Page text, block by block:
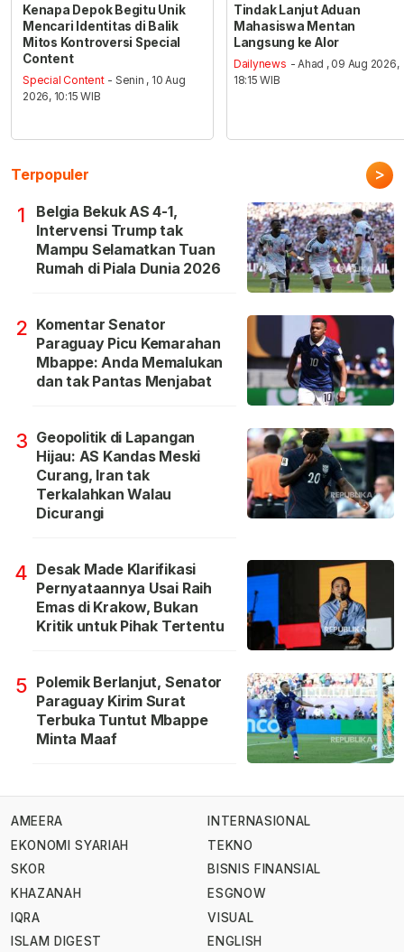
Kenapa Depok Begitu Unik
Mencari Identitas di Balik
Mitos Kontroversi Special
Content
Special Content - Senin , 10 Aug
2026, 10:15 WIB
Tindak Lanjut Aduan
Mahasiswa Mentan
Langsung ke Alor
Dailynews - Ahad , 09 Aug 2026,
18:15 WIB
Terpopuler >
1
Belgia Bekuk AS 4-1,
Intervensi Trump tak
Mampu Selamatkan Tuan
Rumah di Piala Dunia 2026
2 Komentar Senator
Paraguay Picu Kemarahan
Mbappe: Anda Memalukan
dan tak Pantas Menjabat
3 Geopolitik di Lapangan
Hijau: AS Kandas Meski
Curang, Iran tak
Terkalahkan Walau
Dicurangi
4 Desak Made Klarifikasi
Pernyataannya Usai Raih
Emas di Krakow, Bukan
Kritik untuk Pihak Tertentu
5 Polemik Berlanjut, Senator
Paraguay Kirim Surat
Terbuka Tuntut Mbappe
Minta Maaf
AMEERA
EKONOMI SYARIAH
SKOR
KHAZANAH
IQRA
ISLAM DIGEST
INTERNASIONAL
TEKNO
BISNIS FINANSIAL
ESGNOW
VISUAL
ENGLISH